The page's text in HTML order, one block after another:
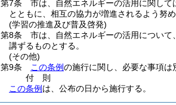
第7条
市は、自然エネルギーの活用に関し
とともに、相互の協力が増進されるよう努め
(学習の推進及び普及啓発)
第8条
市は、自然エネルギーの活用につい
講ずるものとする。
(その他)
第9条
この条例の施行に関し、必要な事項は
付 則
この条例 は、公布の日から施行する。